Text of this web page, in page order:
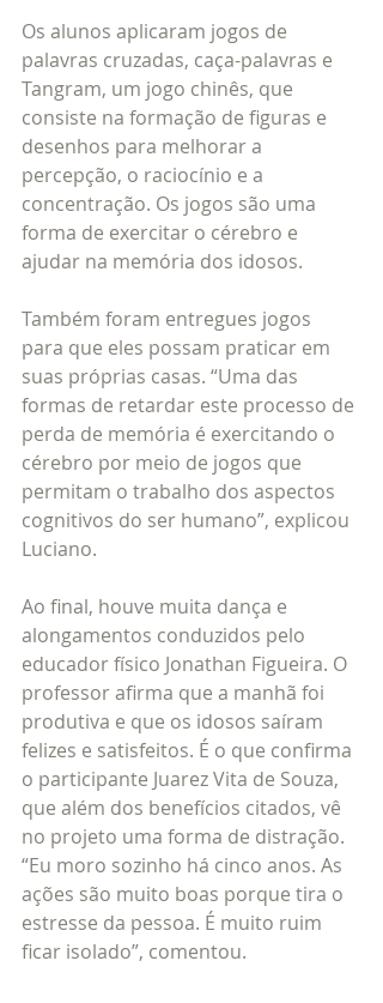
Os alunos aplicaram jogos de
palavras cruzadas, caça-palavras e
Tangram, um jogo chinês, que
consiste na formação de figuras e
desenhos para melhorar a
percepção, o raciocínio e a
concentração. Os jogos são uma
forma de exercitar o cérebro e
ajudar na memória dos idosos.
Também foram entregues jogos
para que eles possam praticar em
suas próprias casas. “Uma das
formas de retardar este processo de
perda de memória é exercitando o
cérebro por meio de jogos que
permitam o trabalho dos aspectos
cognitivos do ser humano”, explicou
Luciano.
Ao final, houve muita dança e
alongamentos conduzidos pelo
educador físico Jonathan Figueira. O
professor afirma que a manhã foi
produtiva e que os idosos saíram
felizes e satisfeitos. É o que confirma
o participante Juarez Vita de Souza,
que além dos benefícios citados, vê
no projeto uma forma de distração.
“Eu moro sozinho há cinco anos. As
ações são muito boas porque tira o
estresse da pessoa. É muito ruim
ficar isolado”, comentou.